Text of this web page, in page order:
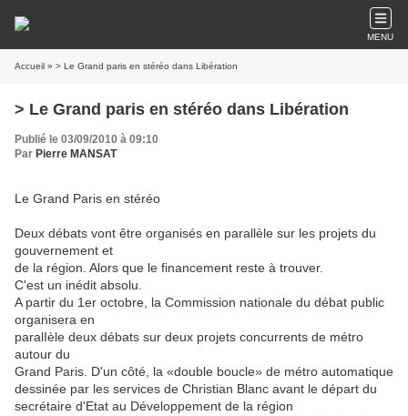
MENU
Accueil » > Le Grand paris en stéréo dans Libération
> Le Grand paris en stéréo dans Libération
Publié le 03/09/2010 à 09:10
Par Pierre MANSAT
Le Grand Paris en stéréo
Deux débats vont être organisés en parallèle sur les projets du
gouvernement et
de la région. Alors que le financement reste à trouver.
C'est un inédit absolu.
A partir du 1er octobre, la Commission nationale du débat public
organisera en
paralIèle deux débats sur deux projets concurrents de métro
autour du
Grand Paris. D'un côté, la «double boucle» de métro automatique
dessinée par les services de Christian Blanc avant le départ du
secrétaire d'Etat au Développement de la région